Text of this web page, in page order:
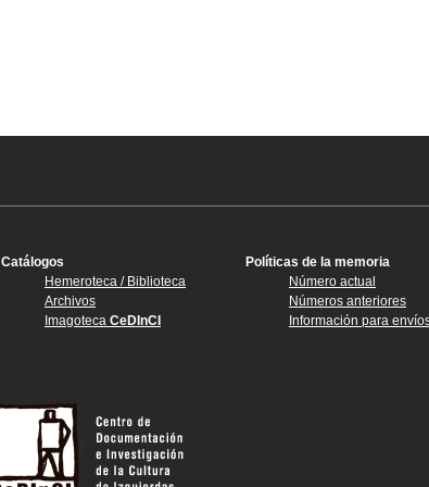
Catálogos
Hemeroteca / Biblioteca
Archivos
Imagoteca CeDInCI
Políticas de la memoria
Número actual
Números anteriores
Información para